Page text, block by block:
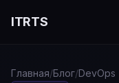
ITRTS
Главная/Блог/DevOps